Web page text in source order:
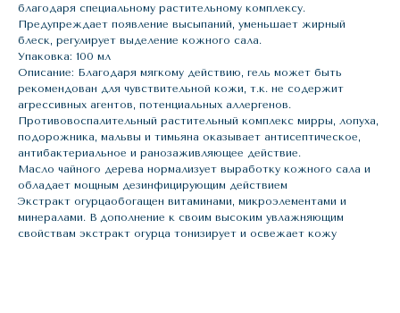
благодаря специальному растительному комплексу.
Предупреждает появление высыпаний, уменьшает жирный
блеск, регулирует выделение кожного сала.
Упаковка: 100 мл
Описание: Благодаря мягкому действию, гель может быть
рекомендован для чувствительной кожи, т.к. не содержит
агрессивных агентов, потенциальных аллергенов.
Противовоспалительный растительный комплекс мирры, лопуха,
подорожника, мальвы и тимьяна оказывает антисептическое,
антибактериальное и ранозаживляющее действие.
Масло чайного дерева нормализует выработку кожного сала и
обладает мощным дезинфицирующим действием
Экстракт огурцаобогащен витаминами, микроэлементами и
минералами. В дополнение к своим высоким увлажняющим
свойствам экстракт огурца тонизирует и освежает кожу